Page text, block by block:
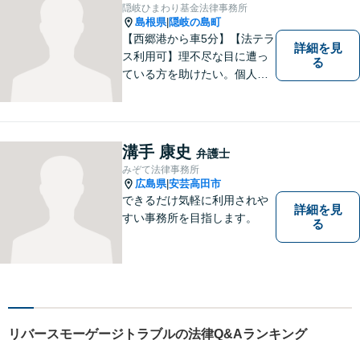
隠岐ひまわり基金法律事務所
島根県|隠岐の島町
【西郷港から車5分】【法テラ
ス利用可】理不尽な目に遭っ
ている方を助けたい。個人・
え込むことなく、まずはお気
軽にご相談ください。【電話
相談可】
詳細を見
る
溝手 康史 弁護士
みぞて法律事務所
広島県|安芸高田市
できるだけ気軽に利用されや
すい事務所を目指します。
詳細を見
る
リバースモーゲージトラブルの法律Q&Aランキング